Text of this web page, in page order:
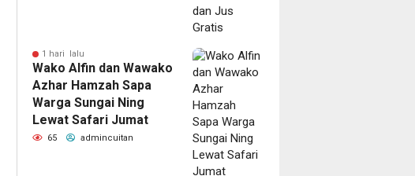
1 hari lalu
Wako Alfin dan Wawako
Azhar Hamzah Sapa
Warga Sungai Ning
Lewat Safari Jumat
65 admincuitan